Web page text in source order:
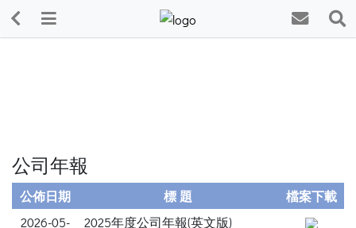
公司年報
公佈日期 標 題
檔案下載
2026-05-
2025年度公司年報(英文版)